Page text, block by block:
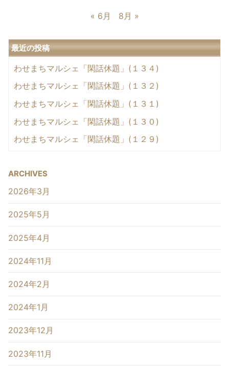
« 6月 8月 »
最近の投稿
わせまちマルシェ「閑話休題」(１３４)
わせまちマルシェ「閑話休題」(１３２)
わせまちマルシェ「閑話休題」(１３１)
わせまちマルシェ「閑話休題」(１３０)
わせまちマルシェ「閑話休題」(１２９)
ARCHIVES
2026年3月
2025年5月
2025年4月
2024年11月
2024年2月
2024年1月
2023年12月
2023年11月